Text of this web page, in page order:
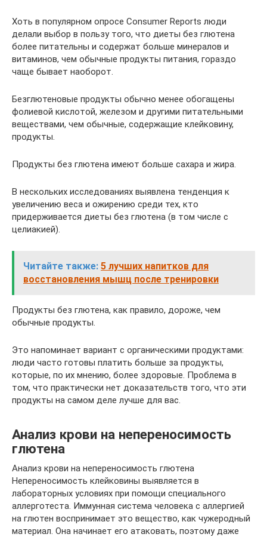
Хоть в популярном опросе Consumer Reports люди
делали выбор в пользу того, что диеты без глютена
более питательны и содержат больше минералов и
витаминов, чем обычные продукты питания, гораздо
чаще бывает наоборот.
Безглютеновые продукты обычно менее обогащены
фолиевой кислотой, железом и другими питательными
веществами, чем обычные, содержащие клейковину,
продукты.
Продукты без глютена имеют больше сахара и жира.
В нескольких исследованиях выявлена тенденция к
увеличению веса и ожирению среди тех, кто
придерживается диеты без глютена (в том числе с
целиакией).
Читайте также: 5 лучших напитков для
восстановления мышц после тренировки
Продукты без глютена, как правило, дороже, чем
обычные продукты.
Это напоминает вариант с органическими продуктами:
люди часто готовы платить больше за продукты,
которые, по их мнению, более здоровые. Проблема в
том, что практически нет доказательств того, что эти
продукты на самом деле лучше для вас.
Анализ крови на непереносимость
глютена
Анализ крови на непереносимость глютена
Непереносимость клейковины выявляется в
лабораторных условиях при помощи специального
аллерготеста. Иммунная система человека с аллергией
на глютен воспринимает это вещество, как чужеродный
материал. Она начинает его атаковать, поэтому даже